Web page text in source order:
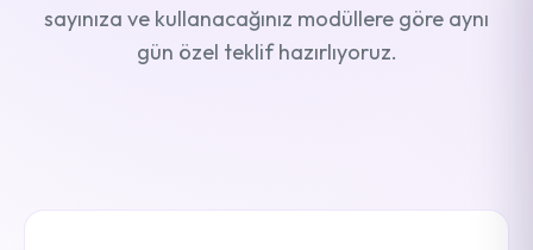
sayınıza ve kullanacağınız modüllere göre aynı
gün özel teklif hazırlıyoruz.